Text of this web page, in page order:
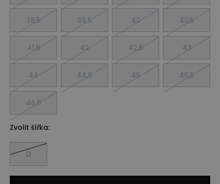
38,5 39,5 40 40,5
41,5 42 42,5 43
44 44,5 45 45,5
46,5
Zvolit šířka:
D